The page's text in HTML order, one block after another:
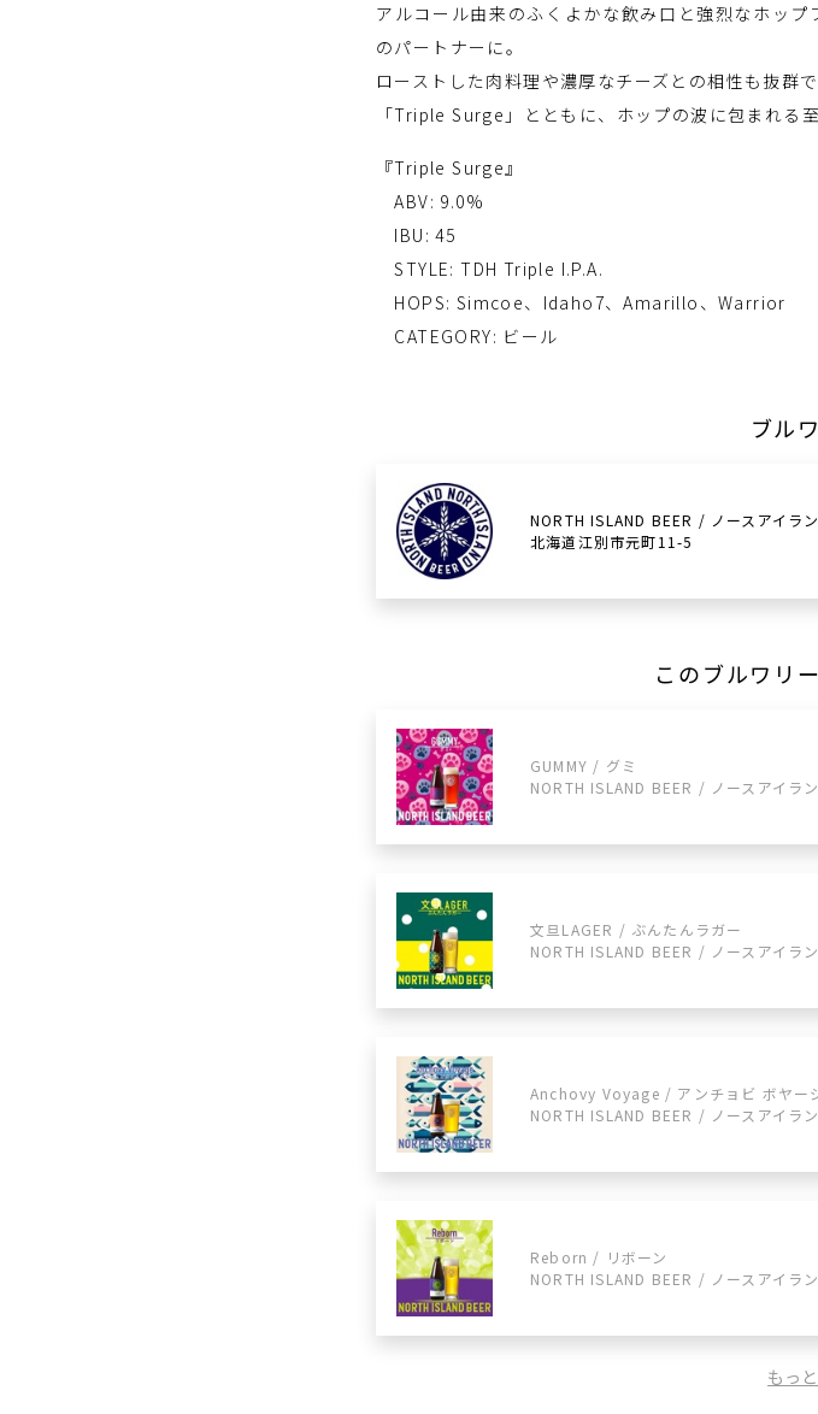
アルコール由来のふくよかな飲み口と強烈なホッ
のパートナーに。
ローストした肉料理や濃厚なチーズとの相性も抜群
「Triple Surge」とともに、ホップの波に包まれる
『Triple Surge』
ABV: 9.0%
IBU: 45
STYLE: TDH Triple I.P.A.
HOPS: Simcoe、Idaho7、Amarillo、Warrior
CATEGORY: ビール
ブル
NORTH ISLAND BEER / ノースアイラ
北海道江別市元町11-5
このブルワリ
GUMMY / グミ
NORTH ISLAND BEER / ノースアイラ
文旦LAGER / ぶんたんラガー
NORTH ISLAND BEER / ノースアイラ
Anchovy Voyage / アンチョビ ボヤー
NORTH ISLAND BEER / ノースアイラ
Reborn / リボーン
NORTH ISLAND BEER / ノースアイラ
もっ